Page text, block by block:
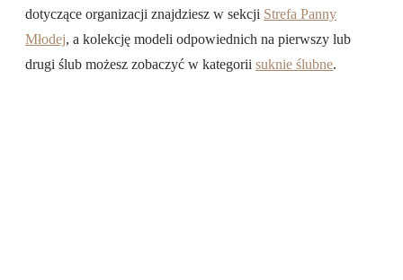
dotyczące organizacji znajdziesz w sekcji Strefa Panny
Młodej, a kolekcję modeli odpowiednich na pierwszy lub
drugi ślub możesz zobaczyć w kategorii suknie ślubne.